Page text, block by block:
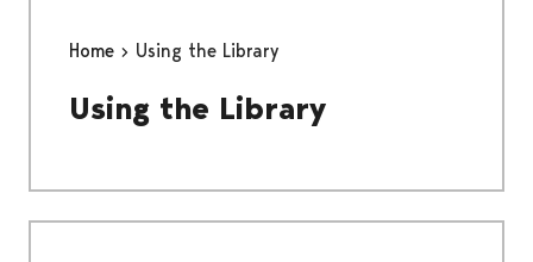
Home Using the Library
Using the Library